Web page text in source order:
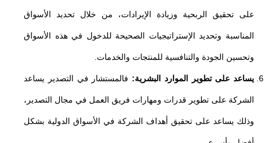
على تحقيق الربحية وزيادة الإيرادات، من خلال تحديد الأسواق
المناسبة وتحديد الإستراتيجيات الصحيحة للدخول في هذه الأسواق
وتحسين الجودة والتنافسية للمنتجات والخدمات.
يساعد على تطوير الموارد البشرية: فالمستشار في التصدير يساعد
الشركة على تطوير قدرات ومهارات فريق العمل في مجال التصدير،
وذلك يساعد على تحقيق أهداف الشركة في الأسواق الدولية بشكل